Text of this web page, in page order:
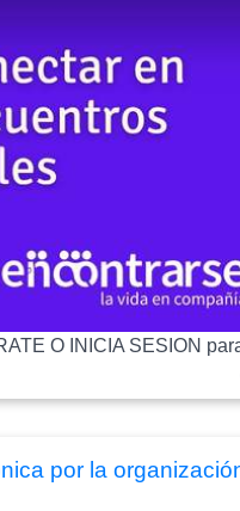
O INICIA SESION
por la